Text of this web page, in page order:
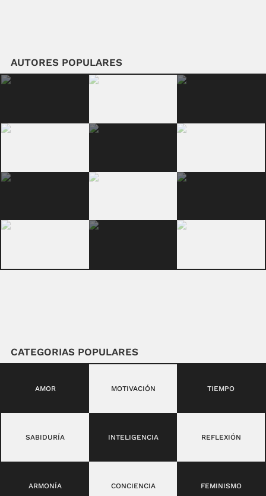
AUTORES POPULARES
CATEGORIAS POPULARES
AMOR MOTIVACIÓN TIEMPO
SABIDURÍA INTELIGENCIA REFLEXIÓN
ARMONÍA CONCIENCIA FEMINISMO